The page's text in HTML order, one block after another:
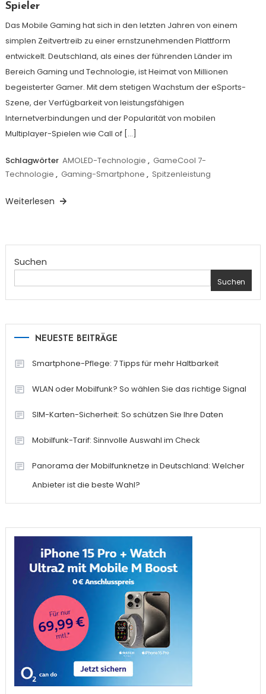
Spieler
Das Mobile Gaming hat sich in den letzten Jahren von einem
simplen Zeitvertreib zu einer ernstzunehmenden Plattform
entwickelt. Deutschland, als eines der führenden Länder im
Bereich Gaming und Technologie, ist Heimat von Millionen
begeisterter Gamer. Mit dem stetigen Wachstum der eSports-
Szene, der Verfügbarkeit von leistungsfähigen
Internetverbindungen und der Popularität von mobilen
Multiplayer-Spielen wie Call of […]
Schlagwörter AMOLED-Technologie , GameCool 7-
Technologie , Gaming-Smartphone , Spitzenleistung
Weiterlesen
Suchen
Suchen
NEUESTE BEITRÄGE
Smartphone-Pflege: 7 Tipps für mehr Haltbarkeit
WLAN oder Mobilfunk? So wählen Sie das richtige Signal
SIM-Karten-Sicherheit: So schützen Sie Ihre Daten
Mobilfunk-Tarif: Sinnvolle Auswahl im Check
Panorama der Mobilfunknetze in Deutschland: Welcher
Anbieter ist die beste Wahl?